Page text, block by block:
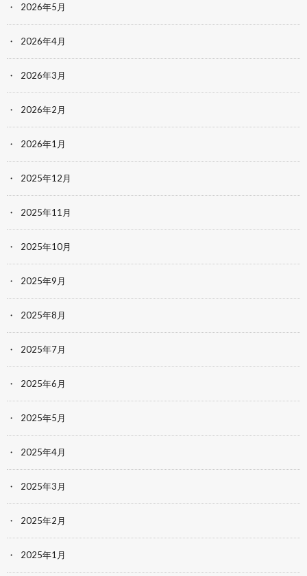
2026年5月
2026年4月
2026年3月
2026年2月
2026年1月
2025年12月
2025年11月
2025年10月
2025年9月
2025年8月
2025年7月
2025年6月
2025年5月
2025年4月
2025年3月
2025年2月
2025年1月